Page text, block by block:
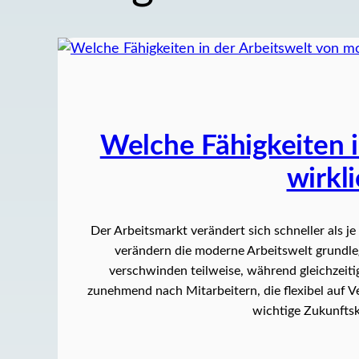
Welche Fähigkeiten
Der Arbeitsmarkt verändert sich schneller als
verändern die moderne Arbeitswelt
verschwinden teilweise, während
zunehmend nach Mitarbeitern, die flexibel auf
wichtige